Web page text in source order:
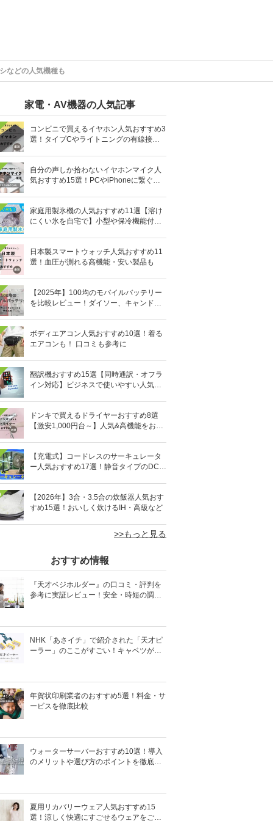
などの人気機種も
家電・AV機器の人気記事
コンビニで買えるイヤホン人気おすすめ3
選！タイプCやライトニングの有線接続
自分の声しか拾わないイヤホンマイク人
気おすすめ15選！PCやiPhoneに繋ぐ有
家庭用製氷機の人気おすすめ11選【溶け
にくい氷を自宅で】小型や保冷機能付き
日本製スマートウォッチ人気おすすめ11
選！血圧が測れる高機能・安い製品も
【2025年】100均のモバイルバッテリー
を比較レビュー！ダイソー、キャンドゥ
ボディエアコン人気おすすめ10選！着る
エアコンも！ 口コミも参考に
翻訳機おすすめ15選【同時通訳・オフラ
イン対応】ビジネスで使いやすい人気の
ドンキで買えるドライヤーおすすめ8選
【激安1,000円台～】人気&高機能をお得
【充電式】コードレスのサーキュレータ
ー人気おすすめ17選！静音タイプのDCモ
【2026年】3合・3.5合の炊飯器人気おす
すめ15選！おいしく炊けるIH・高級など
>>もっと見る
おすすめ情報
『天才ベジホルダー』の口コミ・評判を
参考に実証レビュー！安全・時短の調理
NHK「あさイチ」で紹介された「天才ピ
ーラー」のここがすごい！キャベツがほ
年賀状印刷業者のおすすめ5選！料金・サ
ービスを徹底比較
ウォーターサーバーおすすめ10選！導入
のメリットや選び方のポイントを徹底解
夏用リカバリーウェア人気おすすめ15
選！涼しく快適にすごせるウェアをご紹